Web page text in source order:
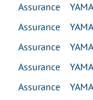
Assurance
Assurance
Assurance
Assurance
Assurance